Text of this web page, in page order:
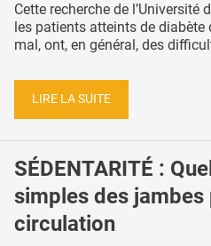
Cette recherche de l’Université
les patients atteints de
mal, ont, en général, des
LIRE LA SUITE
SÉDENTARITÉ :
simples des
circulation